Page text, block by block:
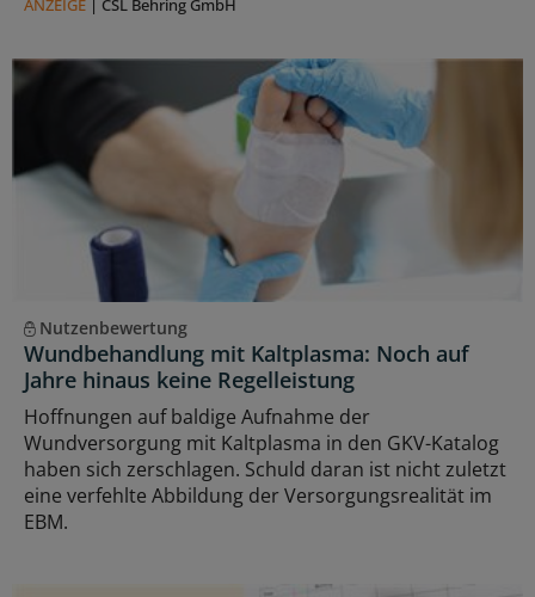
Nutzenbewertung
Wundbehandlung mit Kaltplasma: Noch auf
Jahre hinaus keine Regelleistung
Hoffnungen auf baldige Aufnahme der
Wundversorgung mit Kaltplasma in den GKV-Katalog
haben sich zerschlagen. Schuld daran ist nicht zuletzt
eine verfehlte Abbildung der Versorgungsrealität im
EBM.